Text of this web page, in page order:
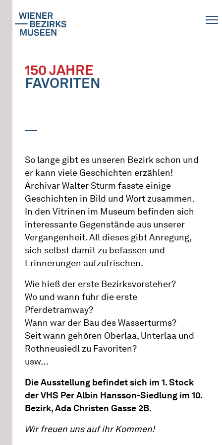
150 JAHRE
FAVORITEN
So lange gibt es unseren Bezirk schon und
er kann viele Geschichten erzählen!
Archivar Walter Sturm fasste einige
Geschichten in Bild und Wort zusammen.
In den Vitrinen im Museum befinden sich
interessante Gegenstände aus unserer
Vergangenheit. All dieses gibt Anregung,
sich selbst damit zu befassen und
Erinnerungen aufzufrischen.
Wie hieß der erste Bezirksvorsteher?
Wo und wann fuhr die erste
Pferdetramway?
Wann war der Bau des Wasserturms?
Seit wann gehören Oberlaa, Unterlaa und
Rothneusiedl zu Favoriten?
usw…
Die Ausstellung befindet sich im 1. Stock
der VHS Per Albin Hansson-Siedlung im 10.
Bezirk, Ada Christen Gasse 2B.
Wir freuen uns auf ihr Kommen!